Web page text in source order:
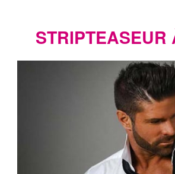
STRIPTEASEUR